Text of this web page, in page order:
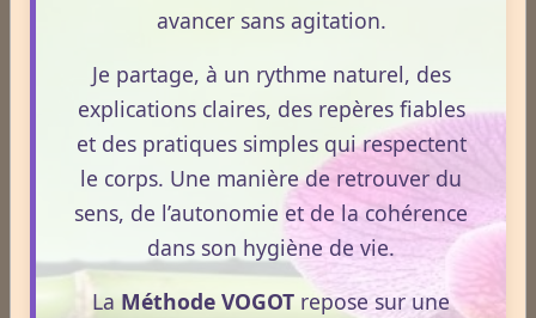
La nuit n’est pas ce que vous croyez : comprendre ce qui
Le 08/04/2026
La nuit n’est pas seulement un moment de repos.
C’est une phase où le terrain se réorganise, se
décante et prépare la vitalité du lendemain.
Pourtant, peu de personnes savent réellement ce qui
se joue dans cette période silencieuse.
Lire la suite
avancer sans agitation.
Je partage, à un rythme naturel, des
explications claires, des repères fiables
et des pratiques simples qui respectent
le corps. Une manière de retrouver du
sens, de l’autonomie et de la cohérence
dans son hygiène de vie.
La Méthode VOGOT repose sur une